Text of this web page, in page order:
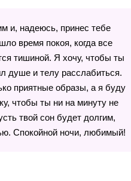
и, надеюсь, принес тебе
время покоя, когда все
тишиной. Я хочу, чтобы ты
душе и телу расслабиться.
приятные образы, а я буду
чтобы ты ни на минуту не
твой сон будет долгим,
Спокойной ночи, любимый!